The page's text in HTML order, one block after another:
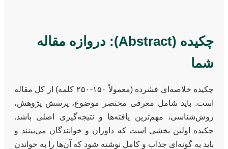
چکیده (Abstract): دروازه مقاله
شما
چکیده خلاصه‌ای فشرده (معمولاً ۱۵۰-۲۵۰ کلمه) از کل مقاله
است. باید شامل معرفی مختصر موضوع، پرسش پژوهش،
روش‌شناسی، مهم‌ترین یافته‌ها و نتیجه‌گیری اصلی باشد.
چکیده اولین بخشی است که داوران و خوانندگان می‌بینند و
باید به گونه‌ای جذاب و کامل نوشته شود که آن‌ها را به خواندن